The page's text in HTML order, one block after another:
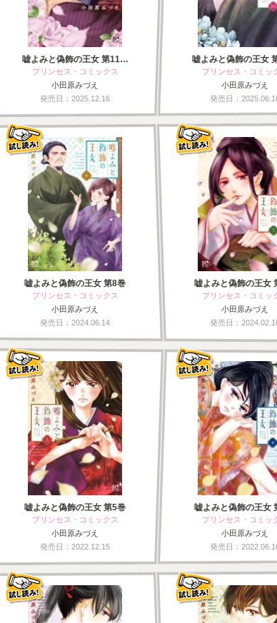
嘘よみと偽飾の王女 第11…
プリンセス・コミックス
小田原みづえ
発売日：2025.12.16
嘘よみと偽飾の王女
プリンセス・コミッ
小田原みづえ
発売日：
嘘よみと偽飾の王女 第8巻
プリンセス・コミックス
小田原みづえ
発売日：2024.06.14
嘘よみと偽飾の王女
プリンセス・コミッ
小田原みづえ
発売日：
嘘よみと偽飾の王女 第5巻
プリンセス・コミックス
小田原みづえ
発売日：2022.12.15
嘘よみと偽飾の王女
プリンセス・コミッ
小田原みづえ
発売日：